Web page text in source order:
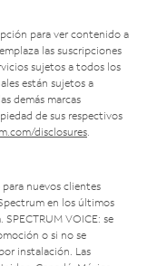
para ver contenido a
las suscripciones
sujetos a todos los
están sujetos a
demás marcas
de sus respectivos
disclosures
nuevos clientes
en los últimos
VOICE: se
o si no se
instalación. Las